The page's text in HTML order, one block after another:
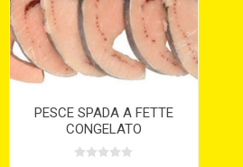
PESCE SPADA A FETTE
CONGELATO